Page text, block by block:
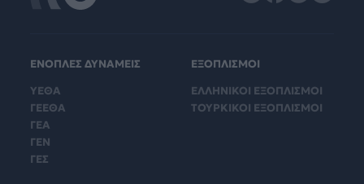
ΕΝΟΠΛΕΣ ΔΥΝΑΜΕΙΣ
ΥΕΘΑ
ΓΕΕΘΑ
ΓΕΑ
ΓΕΝ
ΓΕΣ
ΕΞΟΠΛΙΣΜΟΙ
ΕΛΛΗΝΙΚΟΙ ΕΞΟΠΛΙΣΜΟΙ
ΤΟΥΡΚΙΚΟΙ ΕΞΟΠΛΙΣΜΟΙ